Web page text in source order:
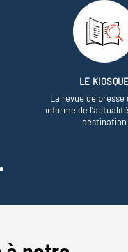
LE
La revue de presse
informe de
destination